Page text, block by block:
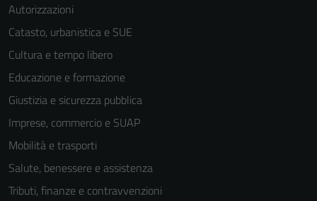
Autorizzazioni
Catasto, urbanistica e SUE
Cultura e tempo libero
Educazione e formazione
Giustizia e sicurezza pubblica
Imprese, commercio e SUAP
Mobilità e trasporti
Salute, benessere e assistenza
Tributi, finanze e contravvenzioni